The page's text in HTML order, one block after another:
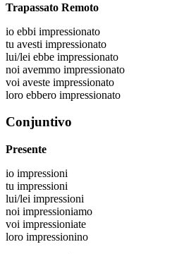
Trapassato Remoto
io ebbi impressionato
tu avesti impressionato
lui/lei ebbe impressionato
noi avemmo impressionato
voi aveste impressionato
loro ebbero impressionato
Conjuntivo
Presente
io impressioni
tu impressioni
lui/lei impressioni
noi impressioniamo
voi impressioniate
loro impressionino